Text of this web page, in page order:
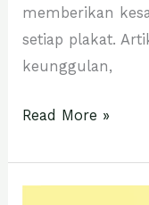
memberikan
setiap plakat.
keunggulan,
Read More »